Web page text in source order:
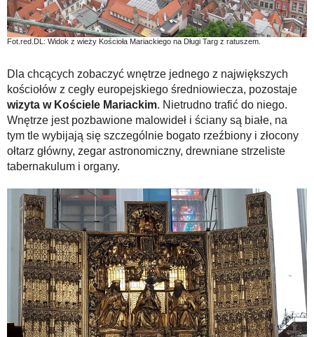
Fot.red.DL: Widok z wieży Kościoła Mariackiego na Długi Targ z ratuszem.
Dla chcących zobaczyć wnętrze jednego z największych
kościołów z cegły europejskiego średniowiecza, pozostaje
wizyta w Kościele Mariackim. Nietrudno trafić do niego.
Wnętrze jest pozbawione malowideł i ściany są białe, na
tym tle wybijają się szczególnie bogato rzeźbiony i złocony
ołtarz główny, zegar astronomiczny, drewniane strzeliste
tabernakulum i organy.